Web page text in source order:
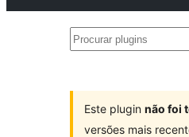
Procurar
Este plugin não foi
versões mais